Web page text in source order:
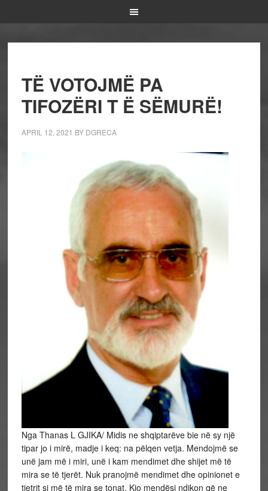
TË VOTOJMË PA
TIFOZËRI T Ë SËMURË!
APRIL 12, 2021 BY DGRECA
Nga Thanas L GJIKA/ Midis ne shqiptarëve bie në sy një
tipar jo i mirë, madje i keq: na pëlqen vetja. Mendojmë se
unë jam më i miri, unë i kam mendimet dhe shijet më të
mira se të tjerët. Nuk pranojmë mendimet dhe opinionet e
tjetrit si më të mira se tonat. Kjo mendësi ndikon që ne